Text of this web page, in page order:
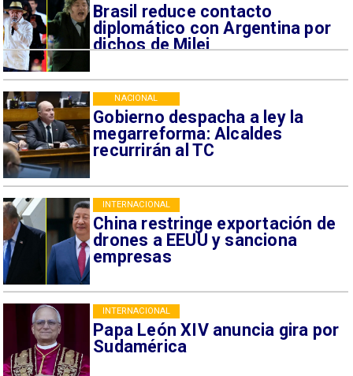
Brasil reduce contacto
diplomático con Argentina por
dichos de Milei
Gobierno despacha a ley la
megarreforma: Alcaldes
recurrirán al TC
NACIONAL
China restringe exportación de
drones a EEUU y sanciona
empresas
INTERNACIONAL
Papa León XIV anuncia gira por
Sudamérica
INTERNACIONAL